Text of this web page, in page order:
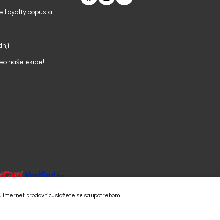
Loyalty popusta
naše ekipe!
Internet prodavnicu slažete se sa upotrebom